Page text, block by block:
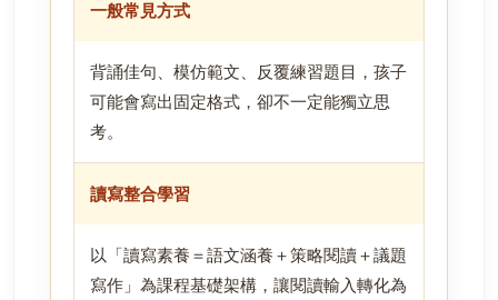
一般常見方式
背誦佳句、模仿範文、反覆練習題目，孩子
可能會寫出固定格式，卻不一定能獨立思
考。
讀寫整合學習
以「讀寫素養＝語文涵養＋策略閱讀＋議題
寫作」為課程基礎架構，讓閱讀輸入轉化為